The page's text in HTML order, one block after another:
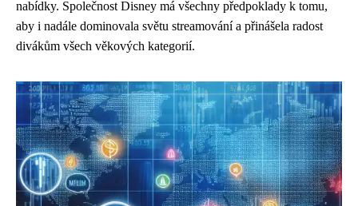
nabídky. Společnost Disney má všechny předpoklady k tomu,
aby i nadále dominovala světu streamování a přinášela radost
divákům všech věkových kategorií.